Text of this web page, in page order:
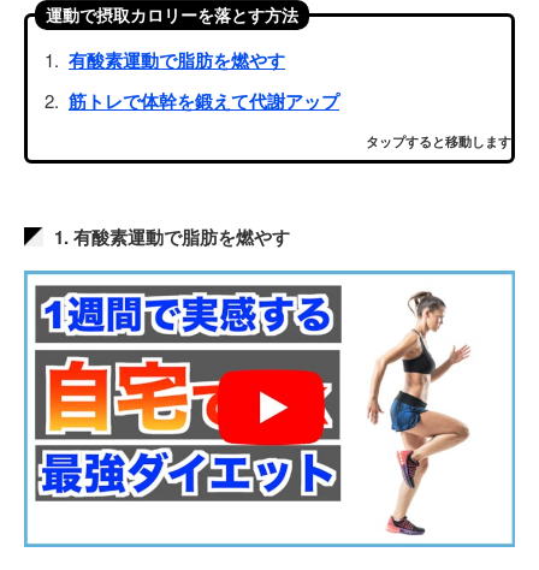
運動で摂取カロリーを落とす方法
有酸素運動で脂肪を燃やす
筋トレで体幹を鍛えて代謝アップ
タップすると移動します
1. 有酸素運動で脂肪を燃やす